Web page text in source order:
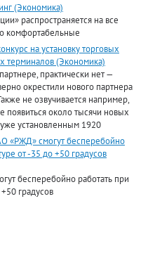
(Экономика)
распространяется на все
комфортабельные
на установку торговых
терминалов (Экономика)
практически нет —
окрестили нового партнера
не озвучивается например,
появиться около тысячи новых
установленным 1920
«РЖД» смогут бесперебойно
от -35 до +50 градусов
бесперебойно работать при
градусов